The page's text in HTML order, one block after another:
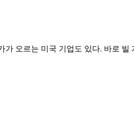
오르는 미국 기업도 있다. 바로